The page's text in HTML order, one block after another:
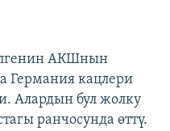
АКШнын
Германия кацлери
Алардын бул жолку
ранчосунда өттү.